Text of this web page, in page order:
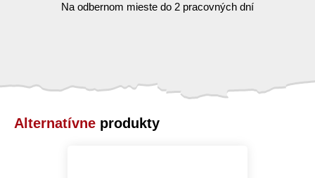
Na odbernom mieste do 2 pracovných dní
Alternatívne produkty